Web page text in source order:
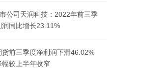
公司天润科技：2022年前三季
润同比增长23.11%
货前三季度净利润下滑46.02%
幅较上半年收窄